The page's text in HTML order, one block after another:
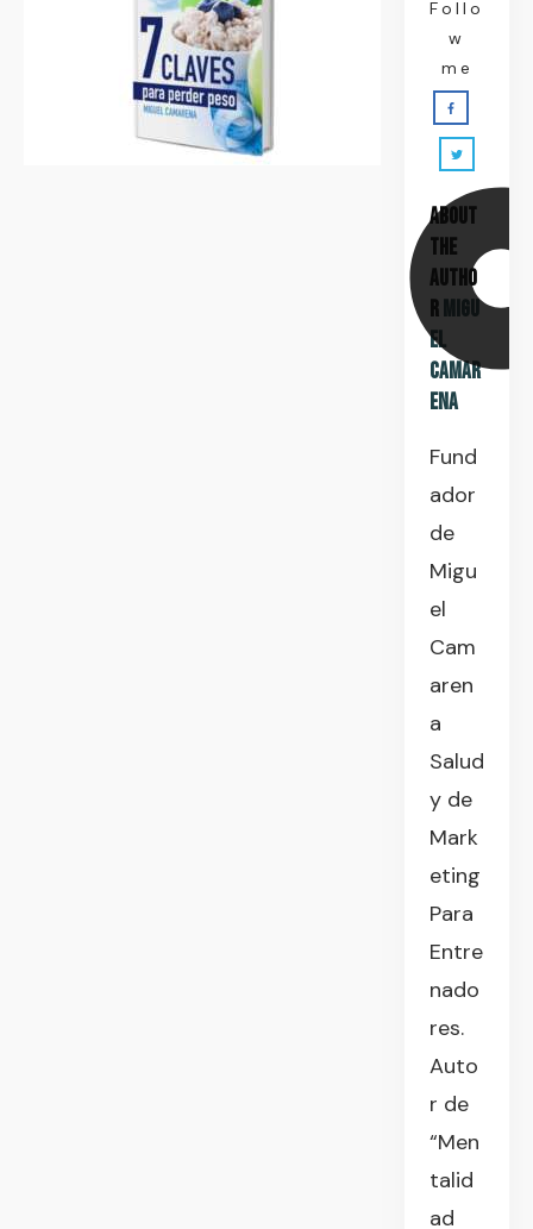
About
the
Autho
rMigu
el
Camar
ena
Fund
ador
de
Migu
el
Cam
aren
a
Salud
y de
Mark
eting
Para
Entre
nado
res.
Auto
r de
“Men
talid
ad
Follo
w
me